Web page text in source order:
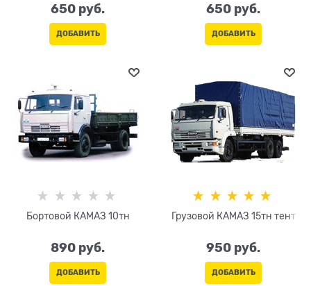
650 руб.
ДОБАВИТЬ
650 руб.
ДОБАВИТЬ
Бортовой КАМАЗ 10тн
890 руб.
ДОБАВИТЬ
Грузовой КАМАЗ 15тн тент
950 руб.
ДОБАВИТЬ